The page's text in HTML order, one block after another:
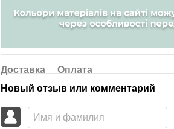
Доставка
Оплата
Новый отзыв или комментарий